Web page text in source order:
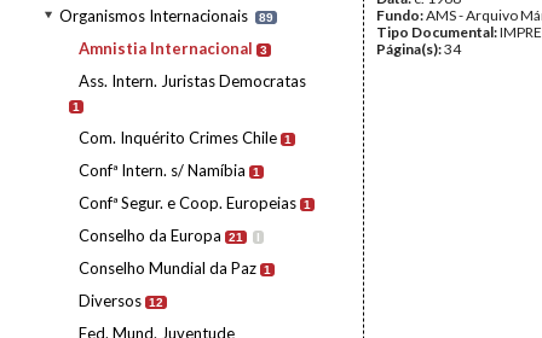
Organismos Internacionais 89
Amnistia Internacional 3
Ass. Intern. Juristas Democratas
1
Com. Inquérito Crimes Chile 1
Confª Intern. s/ Namíbia 1
Confª Segur. e Coop. Europeias 1
Conselho da Europa 21 I
Conselho Mundial da Paz 1
Diversos 12
Fed. Mund. Juventude
Fundo:AMS - Arquivo
Tipo Documental:
Página(s):34